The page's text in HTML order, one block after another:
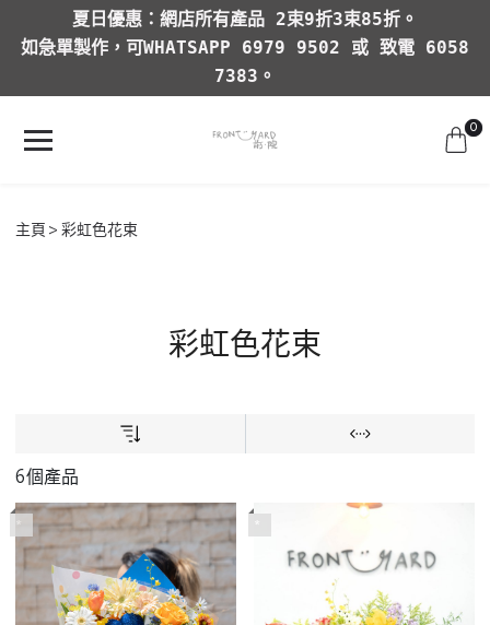
夏日優惠：網店所有產品 2束9折3束85折。
如急單製作，可WHATSAPP 6979 9502 或 致電 6058
7383。
0
主頁 彩虹色花束
彩虹色花束
6個產品
*